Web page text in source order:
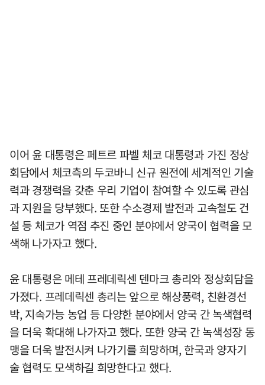
이어 윤 대통령은 페트르 파벨 체코 대통령과 가진 정상
회담에서 체코측의 두코바니 신규 원전에 세계적인 기술
력과 경쟁력을 갖춘 우리 기업이 참여할 수 있도록 관심
과 지원을 당부했다. 또한 수소경제 발전과 고속철도 건
설 등 체코가 역점 추진 중인 분야에서 양국이 협력을 모
색해 나가자고 했다.
윤 대통령은 메테 프레데릭센 덴마크 총리와 정상회담을
가졌다. 프레데릭센 총리는 앞으로 해상풍력, 친환경선
박, 지속가능 농업 등 다양한 분야에서 양국 간 녹색협력
을 더욱 확대해 나가자고 했다. 또한 양국 간 녹색성장 동
맹을 더욱 발전시켜 나가기를 희망하며, 한국과 양자기
술 협력도 모색하길 희망한다고 했다.